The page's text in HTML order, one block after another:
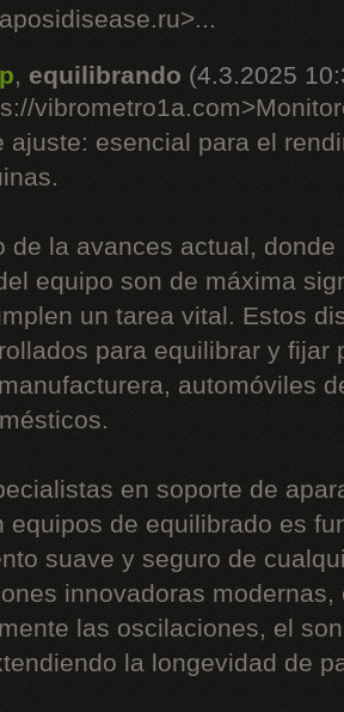
, equilibrando (4.3.2025
ajuste: esencial para el
de la avances actual,
equipo son de máxima
un tarea vital. Estos
para equilibrar y fijar
automóviles
en soporte de
equipos de equilibrado es
suave y seguro de
innovadoras
las oscilaciones, el
la longevidad de